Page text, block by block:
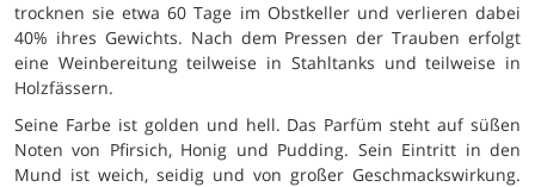
trocknen sie etwa 60 Tage im Obstkeller und verlieren dabei
40% ihres Gewichts. Nach dem Pressen der Trauben erfolgt
eine Weinbereitung teilweise in Stahltanks und teilweise in
Holzfässern.
Seine Farbe ist golden und hell. Das Parfüm steht auf süßen
Noten von Pfirsich, Honig und Pudding. Sein Eintritt in den
Mund ist weich, seidig und von großer Geschmackswirkung.